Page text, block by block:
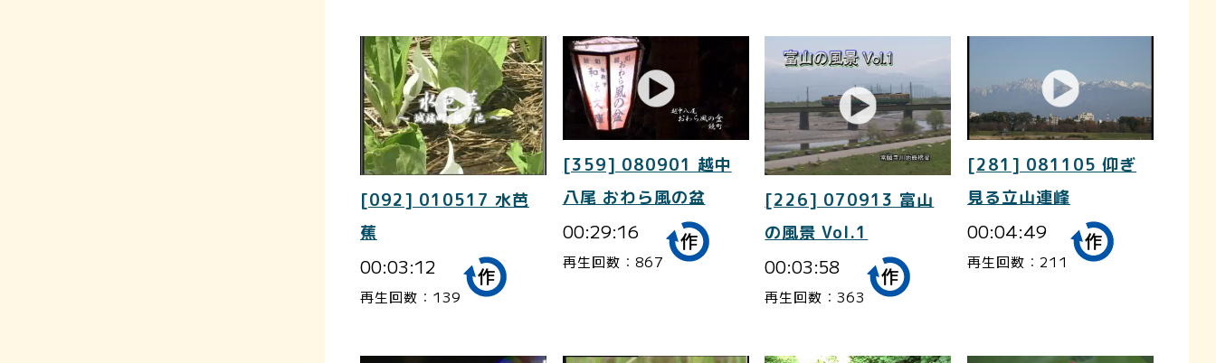
[092] 010517 水芭
蕉
00:03:12
再生回数：139
[359] 080901 越中
八尾 おわら風の盆
00:29:16
再生回数：867
[226] 070913 富山
の風景 Vol.1
00:03:58
再生回数：363
[281] 081105 仰ぎ
見る立山連峰
00:04:49
再生回数：211